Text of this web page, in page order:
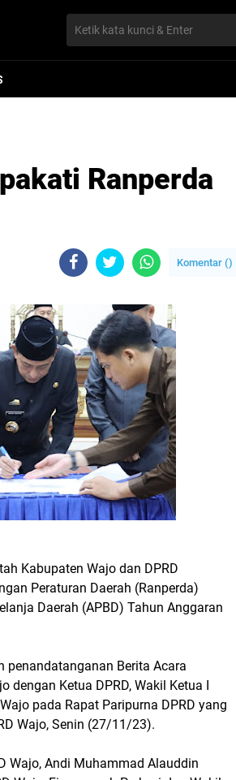
Ranperda
Komentar ()
Kabupaten Wajo dan DPRD
Peraturan Daerah (Ranperda)
Daerah (APBD) Tahun Anggaran
penandatanganan Berita Acara
dengan Ketua DPRD, Wakil Ketua I
pada Rapat Paripurna DPRD yang
Wajo, Senin (27/11/23).
Wajo, Andi Muhammad Alauddin